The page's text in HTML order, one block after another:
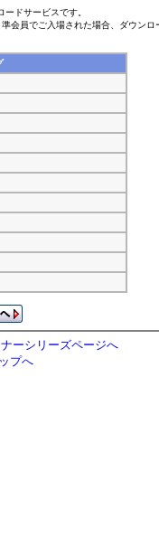
ドサービスです。
会員でご入場された場合、ダウンロ
ーシリーズページへ
プへ